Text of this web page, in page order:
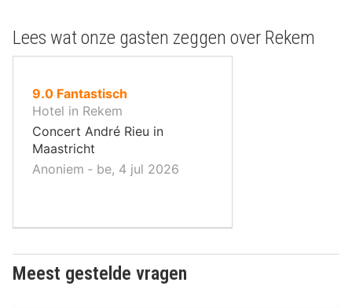
Lees wat onze gasten zeggen over Rekem
9.0uit
10
,
Fantastisch
Hotel in Rekem
Concert André Rieu in
Maastricht
Anoniem ‐ be, 4 jul 2026
Meest gestelde vragen